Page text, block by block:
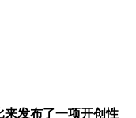
来发布了一项开创性